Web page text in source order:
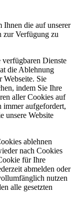
Ihnen die auf unserer
zur Verfügung zu
verfügbaren Dienste
die Ablehnung
Webseite. Sie
indem Sie Ihre
aller Cookies auf
immer aufgefordert,
unsere Website
ablehnen
nach Cookies
für Ihre
abmelden oder
nutzen
alle gesetzten